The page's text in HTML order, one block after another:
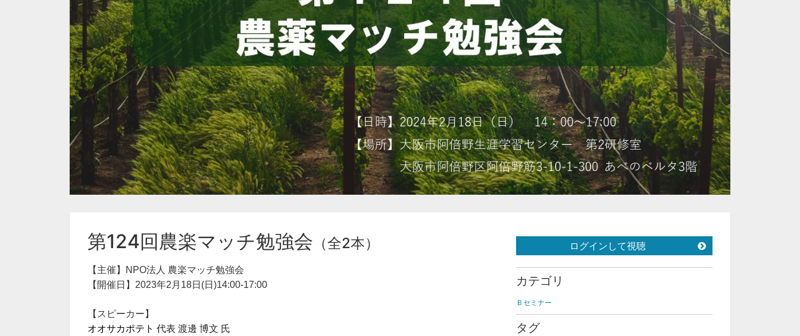
第124回農楽マッチ勉強会 （全2本）
【主催】NPO法人 農楽マッチ勉強会
【開催日】2023年2月18日(日)14:00-17:00
【スピーカー】
オオサカポテト 代表 渡邊 博文 氏
ログインして視聴
カテゴリ
Ｂセミナー
タグ